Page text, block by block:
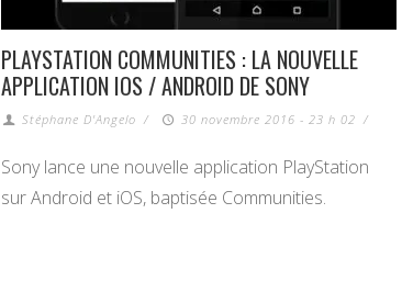
PLAYSTATION COMMUNITIES : LA NOUVELLE
APPLICATION IOS / ANDROID DE SONY
Stéphane D'Angelo / 30 novembre 2016 - 23 h 02 /
Sony lance une nouvelle application PlayStation
sur Android et iOS, baptisée Communities.